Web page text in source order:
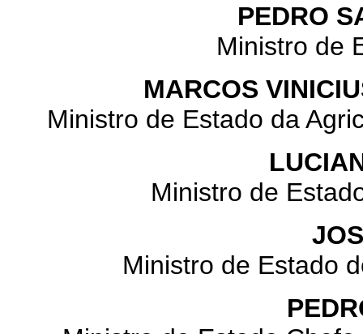
PEDRO
Ministro de
MARCOS
Ministro de Estado da
Ministro de
Ministro de Estado